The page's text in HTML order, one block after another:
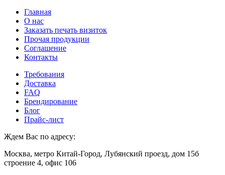
Главная
О нас
Заказать печать визиток
Прочая продукции
Соглашение
Контакты
Требования
Доставка
FAQ
Брендирование
Блог
Прайс-лист
Ждем Вас по адресу:
Москва, метро Китай-Город, Лубянский проезд, дом 15б
строение 4, офис 106